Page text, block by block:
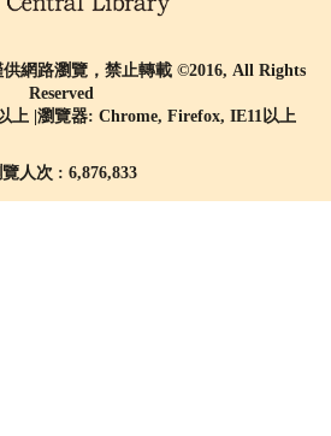
網路瀏覽，禁止轉載 ©2016, All Rights
Reserved
上 |瀏覽器: Chrome, Firefox, IE11以上
人次 : 6,876,833